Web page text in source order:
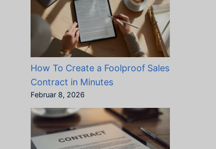
How To Create a Foolproof Sales
Contract in Minutes
Februar 8, 2026